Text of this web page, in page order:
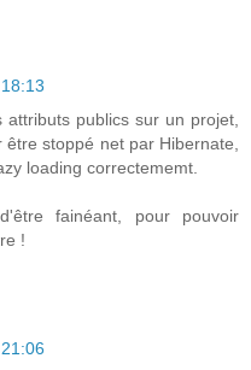
publics sur un projet,
stoppé net par Hibernate,
loading correctememt.
fainéant, pour pouvoir
!